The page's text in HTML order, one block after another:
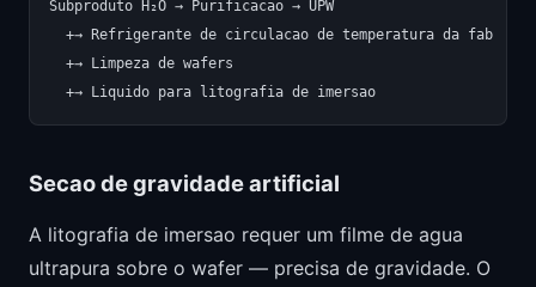
Subproduto H₂O → Purificacao → UPW
  +→ Refrigerante de circulacao de temperatura da fab
  +→ Limpeza de wafers
Secao de gravidade artificial
A litografia de imersao requer um filme de agua
ultrapura sobre o wafer — precisa de gravidade. O